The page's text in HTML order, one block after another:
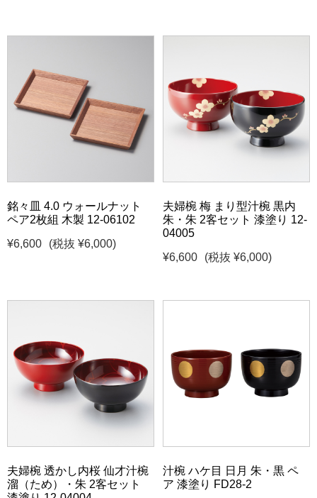
銘々皿 4.0 ウォールナット
ペア2枚組 木製 12-06102
¥6,600
(税抜 ¥6,000)
夫婦椀 梅 まり型汁椀 黒内
朱・朱 2客セット 漆塗り 12-
04005
¥6,600
(税抜 ¥6,000)
夫婦椀 透かし内桜 仙才汁椀
溜（ため）・朱 2客セット
汁椀 ハケ目 日月 朱・黒 ペ
ア 漆塗り FD28-2